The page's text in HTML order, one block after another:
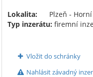
Lokalita:
Plzeň -
Typ inzerátu: firemní
Vložit do schránky
Nahlásit závadný